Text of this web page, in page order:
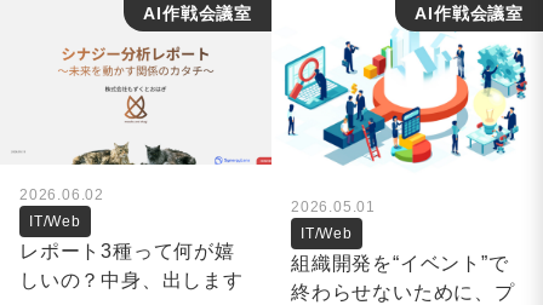
2026.06.02
IT/Web
レポート3種って何が嬉
しいの？中身、出します
AI作戦会議室
2026.05.01
IT/Web
組織開発を“イベント”で
終わらせないために、プ
AI作戦会議室